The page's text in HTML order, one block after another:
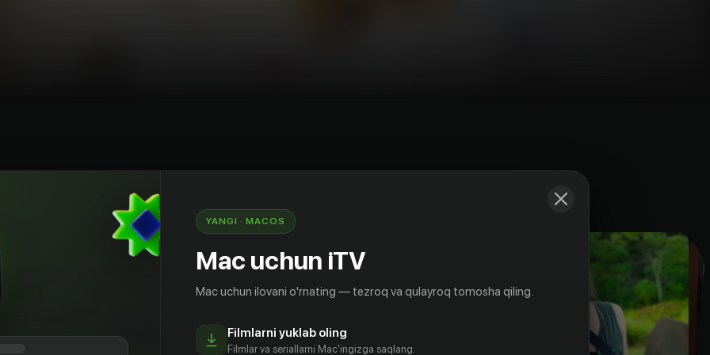
редактор нью-йоркского журнала и
разгульный образ жизни, чередуя работу и
обо всём остальном. И когда это
печальным последствиям, она по совету
в сельскую местность к новомодному гуру,
ей стать новым человеком. Однако,
работает не совсем так, как она ожидала и
YANGI · MACOS
Mac uchun iTV
Mac uchun ilovani o'rnating — tezroq va qulayroq tomosha qiling.
Filmlarni yuklab oling
Filmlar va seriallarni Mac'ingizga saqlang.